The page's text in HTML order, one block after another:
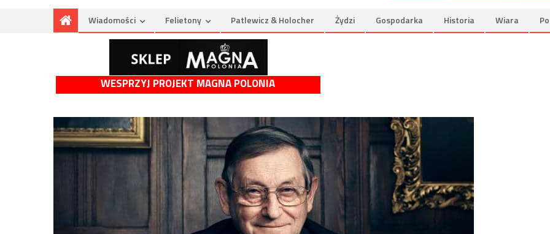
Wiadomości Felietony Patlewicz & Holocher Żydzi Gospodarka Historia Wiara
WESPRZYJ PROJEKT MAGNA POLONIA